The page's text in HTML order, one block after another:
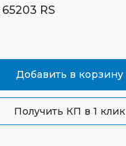
65203 RS
Добавить в корзину
Получить КП в 1 клик